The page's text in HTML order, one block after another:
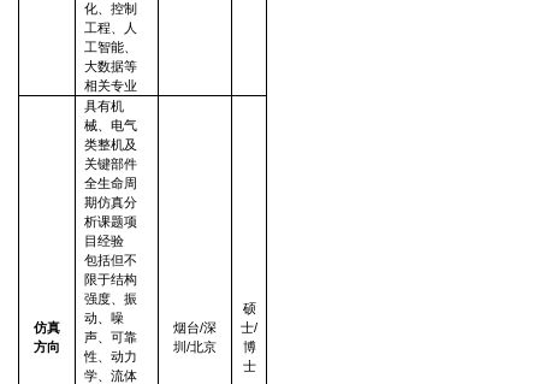
化、控制
工程、人
工智能、
大数据等
相关专业
仿真
方向
具有机
械、电气
类整机及
关键部件
全生命周
期仿真分
析课题项
目经验
包括但不
限于结构
强度、振
动、噪
声、可靠
性、动力
学、流体
烟台/深
圳/北京
硕
士/
博
士